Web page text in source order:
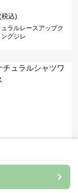
税込)
ラルレースアップク
グジレ
全3色